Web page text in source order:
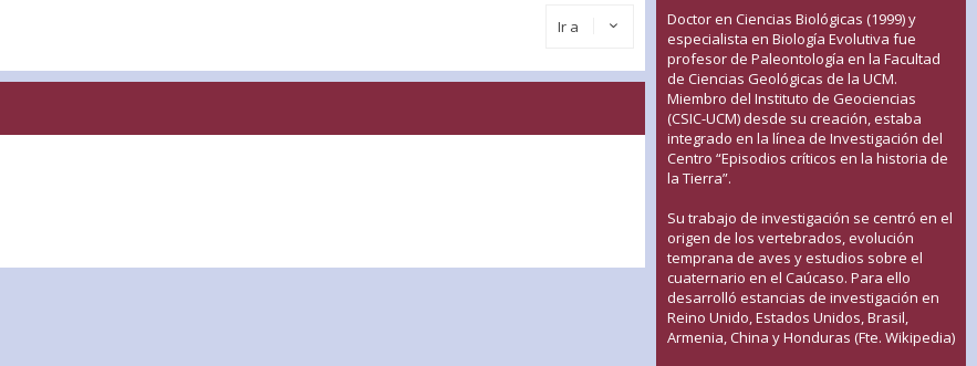
Ir a
Doctor en Ciencias Biológicas (1999) y
especialista en Biología Evolutiva fue
profesor de Paleontología en la Facultad
de Ciencias Geológicas de la UCM.
Miembro del Instituto de Geociencias
(CSIC-UCM) desde su creación, estaba
integrado en la línea de Investigación del
Centro “Episodios críticos en la historia de
la Tierra”.
Su trabajo de investigación se centró en el
origen de los vertebrados, evolución
temprana de aves y estudios sobre el
cuaternario en el Caúcaso. Para ello
desarrolló estancias de investigación en
Reino Unido, Estados Unidos, Brasil,
Armenia, China y Honduras (Fte. Wikipedia)